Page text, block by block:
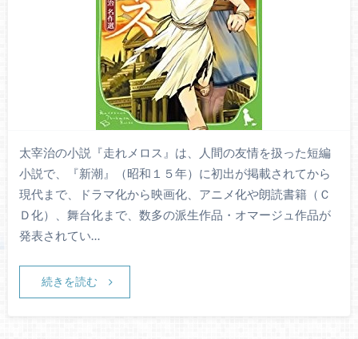
太宰治の小説『走れメロス』は、人間の友情を扱った短編
小説で、『新潮』（昭和１５年）に初出が掲載されてから
現代まで、ドラマ化から映画化、アニメ化や朗読書籍（Ｃ
Ｄ化）、舞台化まで、数多の派生作品・オマージュ作品が
発表されてい…
続きを読む